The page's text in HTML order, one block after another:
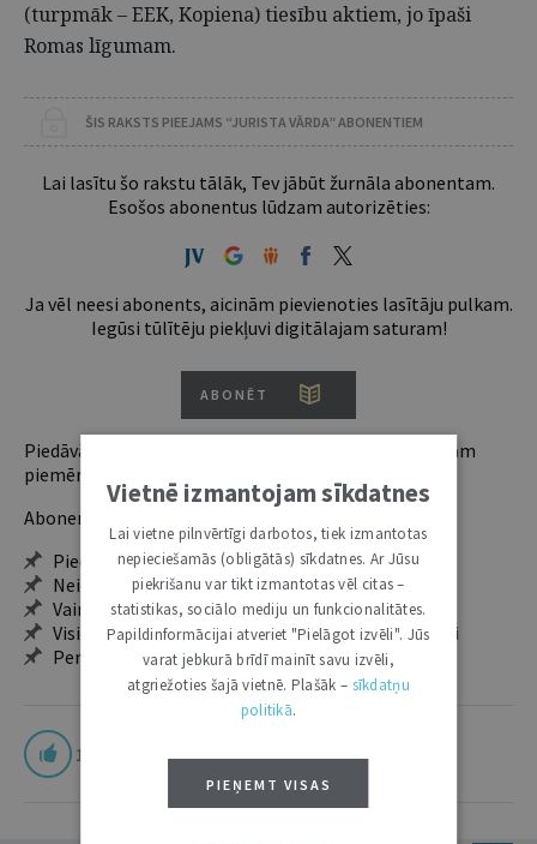
(turpmāk – EEK, Kopiena) tiesību aktiem, jo īpaši
Romas līgumam.
ŠIS RAKSTS PIEEJAMS “JURISTA VĀRDA” ABONENTIEM
Lai lasītu šo rakstu tālāk, Tev jābūt žurnāla abonentam.
Esošos abonentus lūdzam autorizēties:
Ja vēl neesi abonents, aicinām pievienoties lasītāju pulkam.
Iegūsi tūlītēju piekļuvi digitālajam saturam!
ABONĒT
Piedāvājam trīs abonementu veidus. Vienam lietotājam
piemērotākais ir "Mazais" (3, 6 un 12 mēnešiem).
Abonentu ieguvumi:
Pieeja jaunākajam izdevumam
Neierobežota pieeja arhīvam – 24 h/7 d.
Vairāk nekā 18 000 rakstu un 2000 autoru
Visi tematiskie numuri un ikgadējie grāmatžurnāli
Personalizētās iespējas – piezīmes, citāti, mapes
1
Vietnē izmantojam sīkdatnes
Lai vietne pilnvērtīgi darbotos, tiek izmantotas
nepieciešamās (obligātās) sīkdatnes. Ar Jūsu
piekrišanu var tikt izmantotas vēl citas –
statistikas, sociālo mediju un funkcionalitātes.
Papildinformācijai atveriet "Pielāgot izvēli". Jūs
varat jebkurā brīdī mainīt savu izvēli,
atgriežoties šajā vietnē. Plašāk – sīkdatņu
politikā.
PIEŅEMT VISAS